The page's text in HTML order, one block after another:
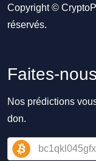
Copyright ©
réservés.
Faites-
Nos prédictions
don.